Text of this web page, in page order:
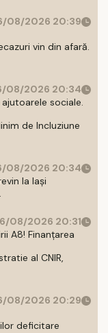
08/2026 20:39
vin din afară.
08/2026 20:34
sociale.
de Incluziune
08/2026 20:34
la Iași
08/2026 20:31
A8! Finanțarea
al CNIR,
08/2026 20:29
deficitare